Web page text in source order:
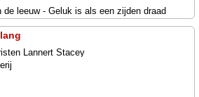
de leeuw - Geluk is als een zijden draad
Lannert Stacey